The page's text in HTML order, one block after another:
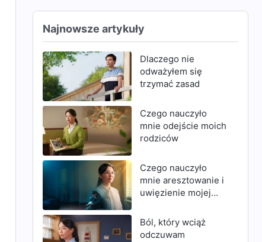
Najnowsze artykuły
Dlaczego nie
odważyłem się
trzymać zasad
Czego nauczyło
mnie odejście moich
rodziców
Czego nauczyło
mnie aresztowanie i
uwięzienie mojej
Ból, który wciąż
odczuwam